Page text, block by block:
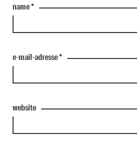
name*
e-mail-adresse*
website